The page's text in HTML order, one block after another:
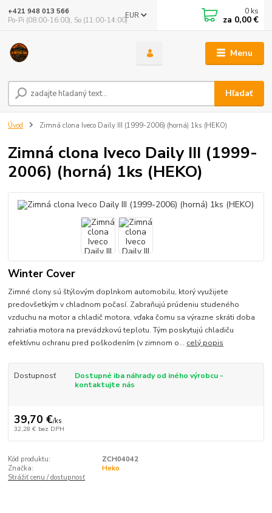
Menu
EUR
Hľadať
+421 948 013 566
Po-Pi (08:00-16:00), So (11:00-14:00)
0 ks
za 0,00 €
Úvod Zimná clona Iveco Daily III (1999-2006) (horná) 1ks (HEKO)
Zimná clona Iveco Daily III (1999-
2006) (horná) 1ks (HEKO)
Winter Cover
Zimné clony sú štýlovým doplnkom automobilu, ktorý využijete
predovšetkým v chladnom počasí. Zabraňujú prúdeniu studeného
vzduchu na motor a chladič motora, vďaka čomu sa výrazne skráti doba
zahriatia motora na prevádzkovú teplotu. Tým poskytujú chladiču
efektívnu ochranu pred poškodením (v zimnom o... celý popis
Dostupnosť
Dostupné iba náhrady od iného výrobcu -
kontaktujte nás
39,70 €/ks
32,28 € bez DPH
Kód produktu:
ZCH04042
Značka:
Heko
Strážiť cenu / dostupnosť